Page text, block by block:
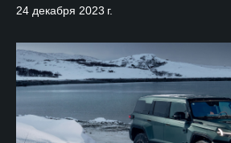
24 декабря 2023 г.